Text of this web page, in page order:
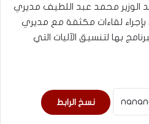
الوزير محمد عبد اللطيف مديري
بإجراء لقاءات مكثفة مع مديري
بها لتنسيق الآليات التي
نسخ الرابط